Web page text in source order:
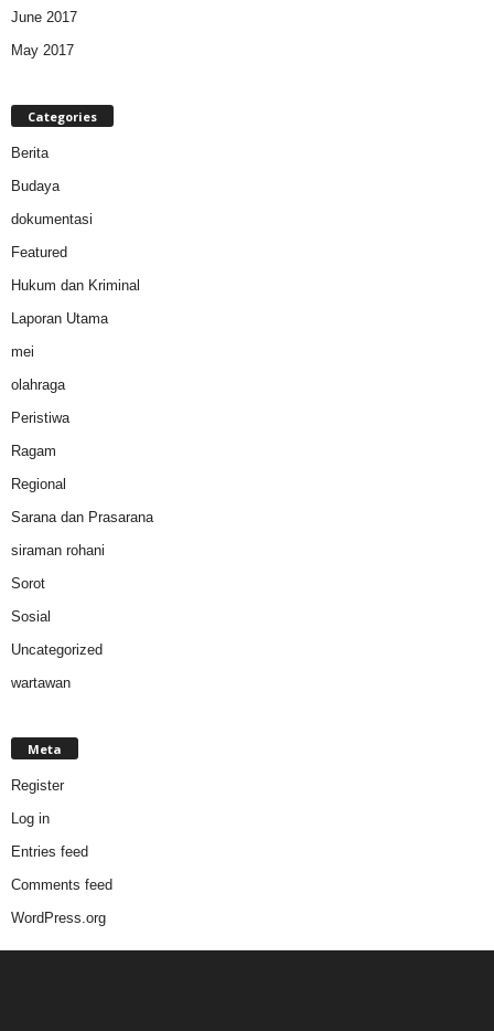
June 2017
May 2017
Categories
Berita
Budaya
dokumentasi
Featured
Hukum dan Kriminal
Laporan Utama
mei
olahraga
Peristiwa
Ragam
Regional
Sarana dan Prasarana
siraman rohani
Sorot
Sosial
Uncategorized
wartawan
Meta
Register
Log in
Entries feed
Comments feed
WordPress.org